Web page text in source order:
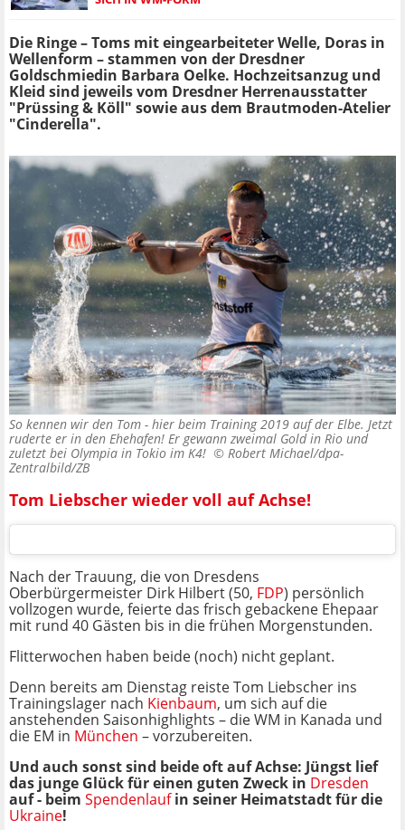
Die Ringe – Toms mit eingearbeiteter Welle, Doras in
Wellenform – stammen von der Dresdner
Goldschmiedin Barbara Oelke. Hochzeitsanzug und
Kleid sind jeweils vom Dresdner Herrenausstatter
"Prüssing & Köll" sowie aus dem Brautmoden-Atelier
"Cinderella".
So kennen wir den Tom - hier beim Training 2019 auf der Elbe. Jetzt
ruderte er in den Ehehafen! Er gewann zweimal Gold in Rio und
zuletzt bei Olympia in Tokio im K4! © Robert Michael/dpa-
Zentralbild/ZB
Tom Liebscher wieder voll auf Achse!
Nach der Trauung, die von Dresdens
Oberbürgermeister Dirk Hilbert (50, FDP) persönlich
vollzogen wurde, feierte das frisch gebackene Ehepaar
mit rund 40 Gästen bis in die frühen Morgenstunden.
Flitterwochen haben beide (noch) nicht geplant.
Denn bereits am Dienstag reiste Tom Liebscher ins
Trainingslager nach Kienbaum, um sich auf die
anstehenden Saisonhighlights – die WM in Kanada und
die EM in München – vorzubereiten.
Und auch sonst sind beide oft auf Achse: Jüngst lief
das junge Glück für einen guten Zweck in Dresden
auf - beim Spendenlaufin seiner Heimatstadt für die
Ukraine!